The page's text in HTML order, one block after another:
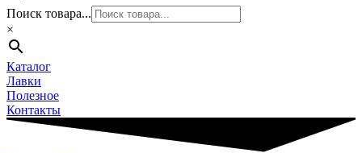
Поиск товара...
×
Каталог
Лавки
Полезное
Контакты